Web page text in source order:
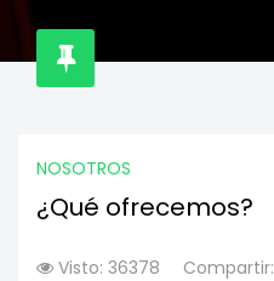
NOSOTROS
¿Qué ofrecemos?
Visto: 36378 Compartir: